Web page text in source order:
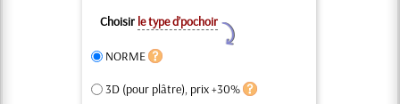
Choisir le type d’pochoir
Y
NORME
3D (pour plâtre), prix +30%